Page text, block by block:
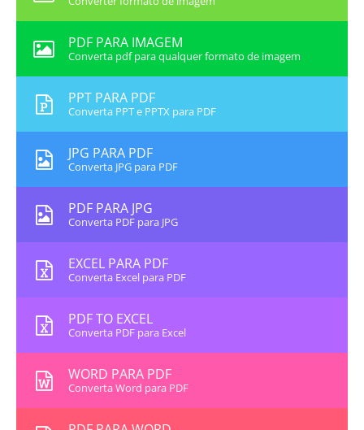
PDF PARA IMAGEM
Converta pdf para qualquer formato de imagem
PPT PARA PDF
Converta PPT e PPTX para PDF
JPG PARA PDF
Converta JPG para PDF
PDF PARA JPG
Converta PDF para JPG
EXCEL PARA PDF
Converta Excel para PDF
PDF TO EXCEL
Converta PDF para Excel
WORD PARA PDF
Converta Word para PDF